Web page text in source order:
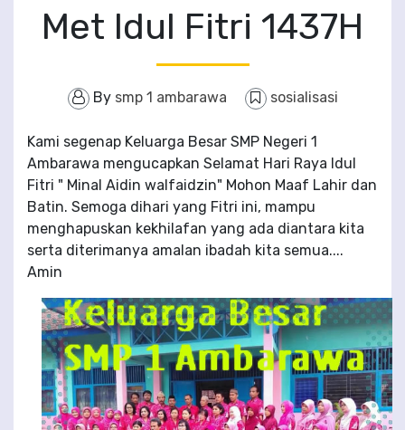
Met Idul Fitri 1437H
By smp 1 ambarawa sosialisasi
Kami segenap Keluarga Besar SMP Negeri 1
Ambarawa mengucapkan Selamat Hari Raya Idul
Fitri " Minal Aidin walfaidzin" Mohon Maaf Lahir dan
Batin. Semoga dihari yang Fitri ini, mampu
menghapuskan kekhilafan yang ada diantara kita
serta diterimanya amalan ibadah kita semua....
Amin